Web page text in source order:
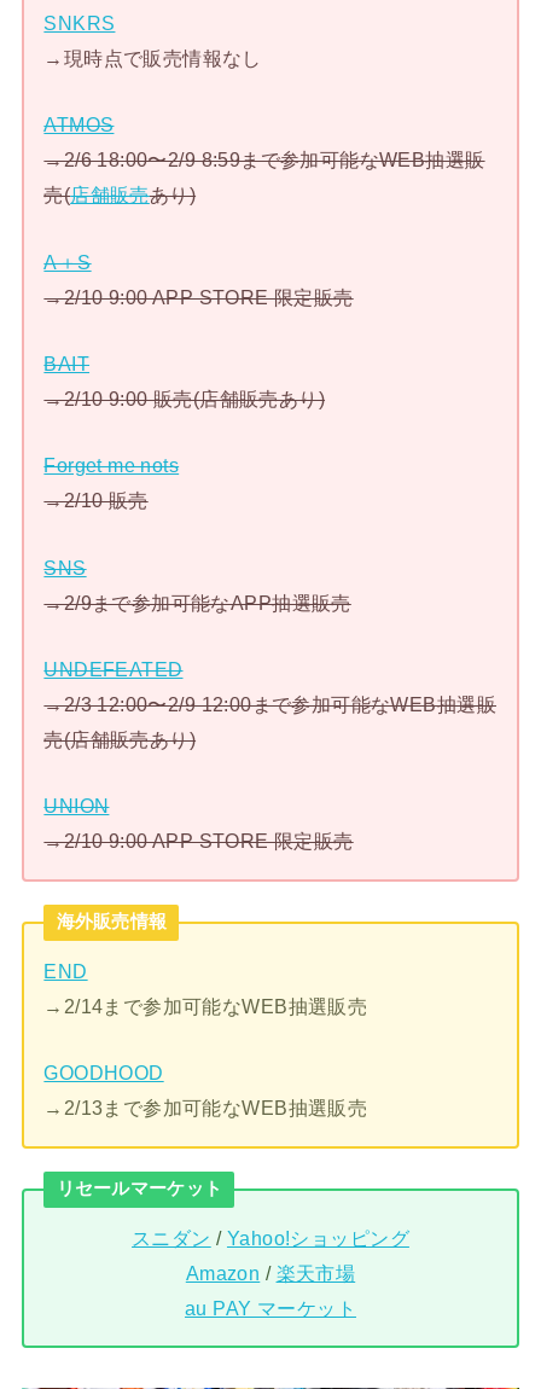
SNKRS
→現時点で販売情報なし
ATMOS
→2/6 18:00〜2/9 8:59まで参加可能なWEB抽選販
売(店舗販売あり)
A＋S
→2/10 9:00 APP STORE 限定販売
BAIT
→2/10 9:00 販売(店舗販売あり)
Forget me nots
→2/10 販売
SNS
→2/9まで参加可能なAPP抽選販売
UNDEFEATED
→2/3 12:00〜2/9 12:00まで参加可能なWEB抽選販
売(店舗販売あり)
UNION
→2/10 9:00 APP STORE 限定販売
海外販売情報
END
→2/14まで参加可能なWEB抽選販売
GOODHOOD
→2/13まで参加可能なWEB抽選販売
リセールマーケット
スニダン / Yahoo!ショッピング
Amazon / 楽天市場
au PAY マーケット